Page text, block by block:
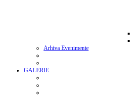
Arhiva Evenimente
GALERIE